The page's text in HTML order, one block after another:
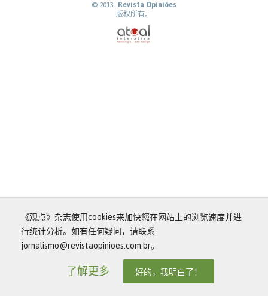
© 2013 -Revista Opiniões
版权所有。
《观点》杂志使用cookies来加快您在网站上的浏览速度并进
行统计分析。如有任何疑问，请联系
jornalismo@revistaopinioes.com.br。
了解更多 好的，我明白了！